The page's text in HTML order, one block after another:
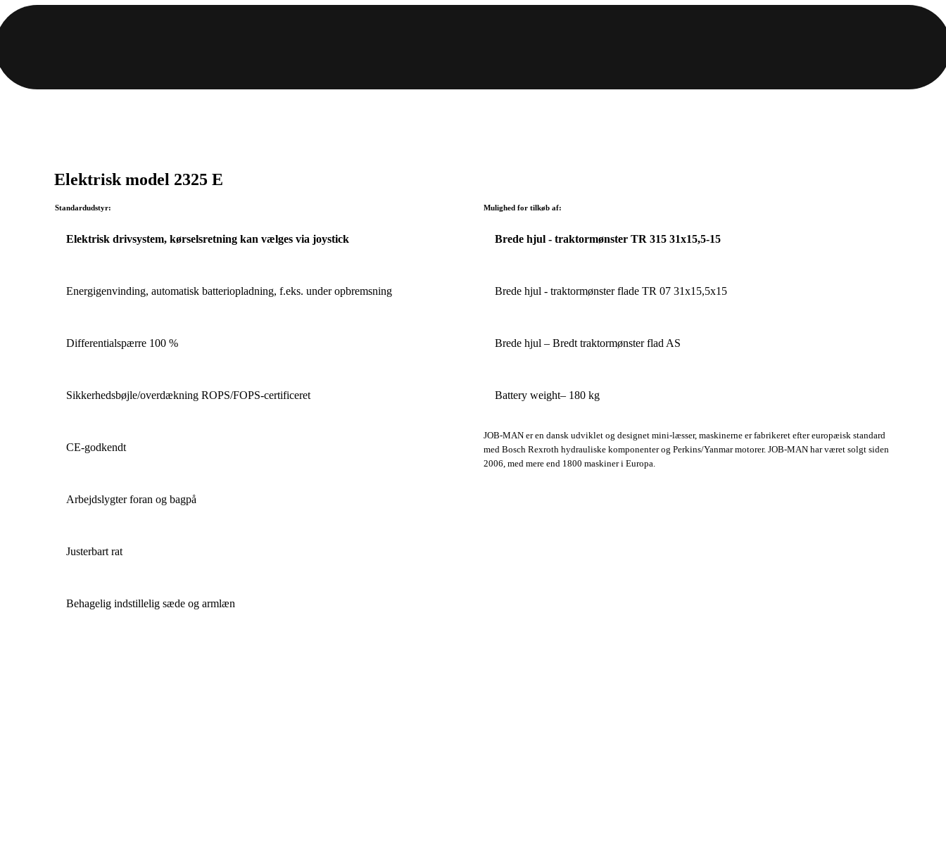
Elektrisk model 2325 E
Standardudstyr:
Elektrisk drivsystem, kørselsretning kan vælges via joystick
Energigenvinding, automatisk batteriopladning, f.eks. under opbremsning
Differentialspærre 100 %
Sikkerhedsbøjle/overdækning ROPS/FOPS-certificeret
CE-godkendt
Arbejdslygter foran og bagpå
Justerbart rat
Behagelig indstillelig sæde og armlæn
Mulighed for tilkøb af:
Brede hjul - traktormønster TR 315 31x15,5-15
Brede hjul - traktormønster flade TR 07 31x15,5x15
Brede hjul – Bredt traktormønster flad AS
Battery weight– 180 kg
JOB-MAN er en dansk udviklet og designet mini-læsser, maskinerne er fabrikeret efter europæisk standard
med Bosch Rexroth hydrauliske komponenter og Perkins/Yanmar motorer. JOB-MAN har været solgt siden
2006, med mere end 1800 maskiner i Europa.